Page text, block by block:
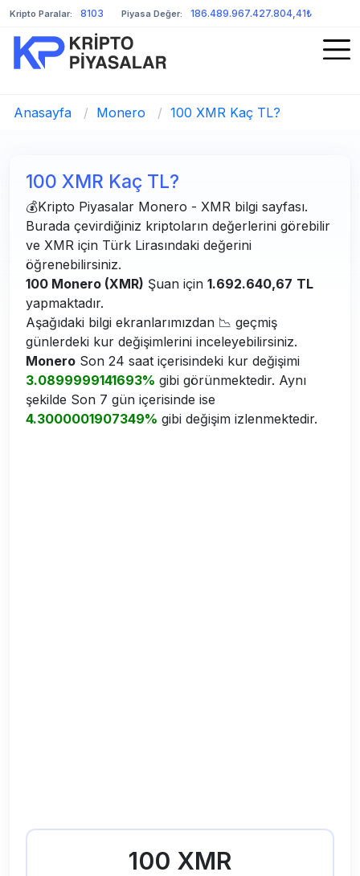
Kripto Paralar: 8103 Piyasa Değer: 186.489.967.427.804,41₺
Anasayfa / Monero / 100 XMR Kaç TL?
100 XMR Kaç TL?
💰Kripto Piyasalar Monero - XMR bilgi sayfası.
Burada çevirdiğiniz kriptoların değerlerini görebilir
ve XMR için Türk Lirasındaki değerini
öğrenebilirsiniz.
100 Monero (XMR) Şuan için 1.692.640,67 TL
yapmaktadır.
Aşağıdaki bilgi ekranlarımızdan 📉 geçmiş
günlerdeki kur değişimlerini inceleyebilirsiniz.
Monero Son 24 saat içerisindeki kur değişimi
3.0899999141693% gibi görünmektedir. Aynı
şekilde Son 7 gün içerisinde ise
4.3000001907349% gibi değişim izlenmektedir.
100 XMR